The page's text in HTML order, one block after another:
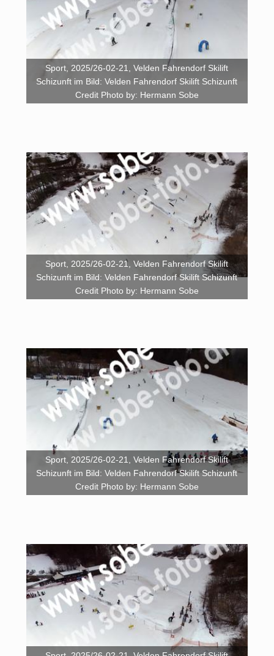
Sport, 2025/26-02-21, Velden Fahrendorf Skilift
Schizunft im Bild: Velden Fahrendorf Skilift Schizunft
Credit Photo by: Hermann Sobe
Sport, 2025/26-02-21, Velden Fahrendorf Skilift
Schizunft im Bild: Velden Fahrendorf Skilift Schizunft
Credit Photo by: Hermann Sobe
Sport, 2025/26-02-21, Velden Fahrendorf Skilift
Schizunft im Bild: Velden Fahrendorf Skilift Schizunft
Credit Photo by: Hermann Sobe